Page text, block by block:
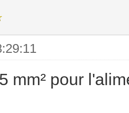
mm² pour